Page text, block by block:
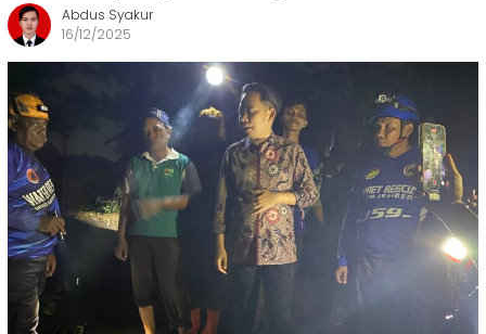
Abdus Syakur
16/12/2025